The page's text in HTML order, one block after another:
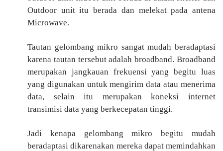
Outdoor unit itu berada dan melekat pada antena
Microwave.
Tautan gelombang mikro sangat mudah beradaptasi
karena tautan tersebut adalah broadband. Broadband
merupakan jangkauan frekuensi yang begitu luas
yang digunakan untuk mengirim data atau menerima
data, selain itu merupakan koneksi internet
transimisi data yang berkecepatan tinggi.
Jadi kenapa gelombang mikro begitu mudah
beradaptasi dikarenakan mereka dapat memindahkan